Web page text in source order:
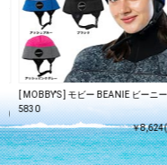
)
[ MOBBY'S ] モビー BEANIE ビーニ
5830
￥